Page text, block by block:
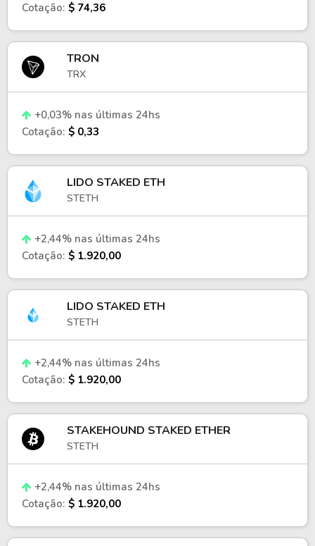
Cotação: $ 74,36
TRON
TRX
+0,03% nas últimas 24hs
Cotação: $ 0,33
LIDO STAKED ETH
STETH
+2,44% nas últimas 24hs
Cotação: $ 1.920,00
LIDO STAKED ETH
STETH
+2,44% nas últimas 24hs
Cotação: $ 1.920,00
STAKEHOUND STAKED ETHER
STETH
+2,44% nas últimas 24hs
Cotação: $ 1.920,00